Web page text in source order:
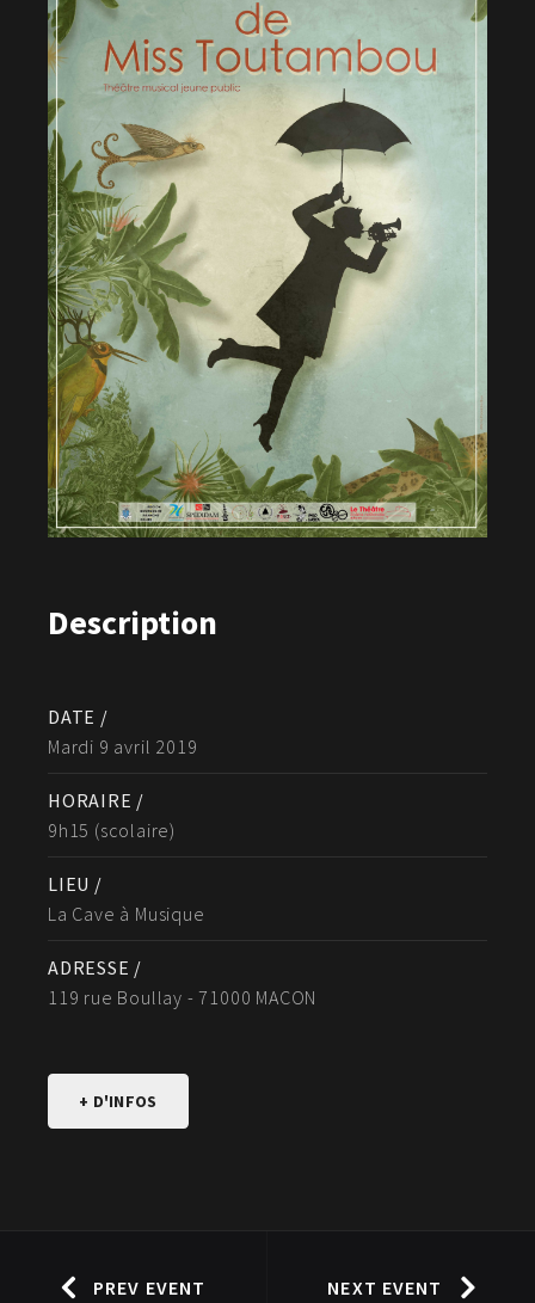
Description
DATE /
Mardi 9 avril 2019
HORAIRE /
9h15 (scolaire)
LIEU /
La Cave à Musique
ADRESSE /
119 rue Boullay - 71000 MACON
+ D'INFOS
PREV EVENT NEXT EVENT